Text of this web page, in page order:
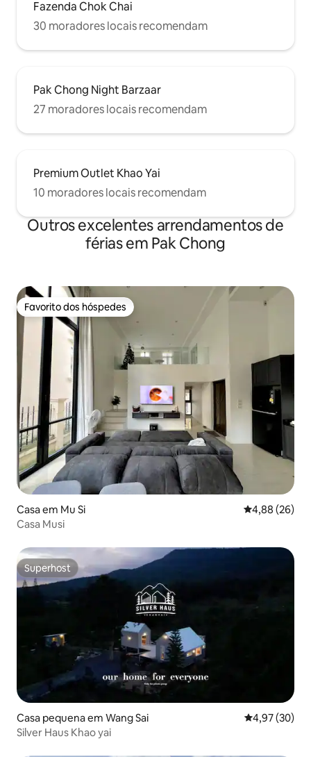
Fazenda Chok Chai
30 moradores locais recomendam
Pak Chong Night Barzaar
27 moradores locais recomendam
Premium Outlet Khao Yai
10 moradores locais recomendam
Outros excelentes arrendamentos de
férias em Pak Chong
Favorito dos hóspedes
Favorito dos hóspedes
Casa em Mu Si Classificação
4,88 (26)
Casa Musi
Superhost
Superhost
Casa pequena em Wang Sai Classificação
4,97 (30)
Silver Haus Khao yai